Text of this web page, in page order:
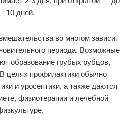
10 дней.
во многом зависит
периода. Возможные
образование грубых рубцов,
целях профилактики обычно
и уросептики, а также даются
физиотерапии и лечебной